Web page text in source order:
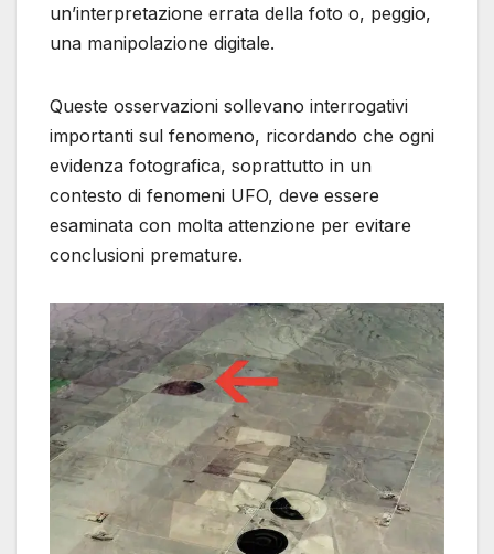
un’interpretazione errata della foto o, peggio,
una manipolazione digitale.
Queste osservazioni sollevano interrogativi
importanti sul fenomeno, ricordando che ogni
evidenza fotografica, soprattutto in un
contesto di fenomeni UFO, deve essere
esaminata con molta attenzione per evitare
conclusioni premature.